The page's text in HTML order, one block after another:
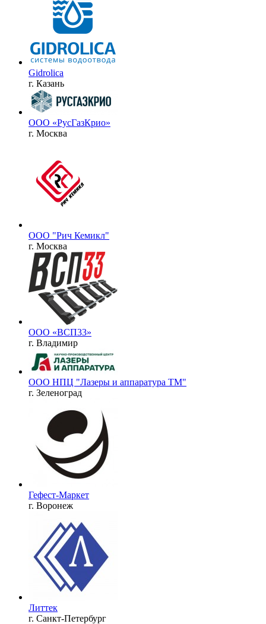
Gidrolica
г. Казань
ООО «РусГазКрио»
г. Москва
ООО "Рич Кемикл"
г. Москва
ООО «ВСП33»
г. Владимир
ООО НПЦ "Лазеры и аппаратура ТМ"
г. Зеленоград
Гефест-Маркет
г. Воронеж
Литтек
г. Санкт-Петербург